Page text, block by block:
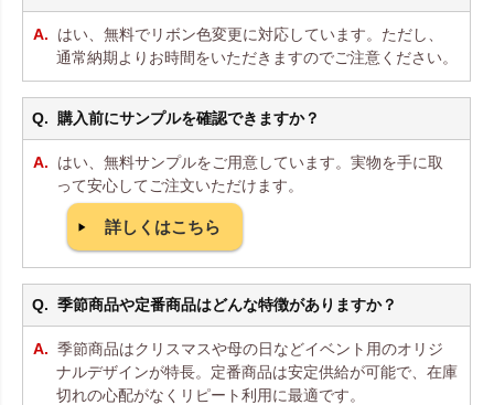
はい、無料でリボン色変更に対応しています。ただし、
通常納期よりお時間をいただきますのでご注意ください。
購入前にサンプルを確認できますか？
はい、無料サンプルをご用意しています。実物を手に取
って安心してご注文いただけます。
詳しくはこちら
季節商品や定番商品はどんな特徴がありますか？
季節商品はクリスマスや母の日などイベント用のオリジ
ナルデザインが特長。定番商品は安定供給が可能で、在庫
切れの心配がなくリピート利用に最適です。